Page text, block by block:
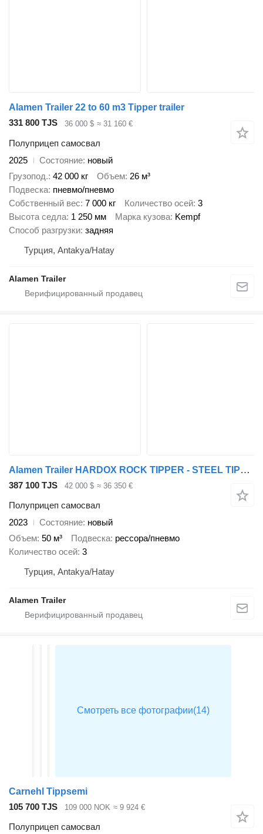
Alamen Trailer 22 to 60 m3 Tipper trailer
331 800 TJS
36 000 $ ≈ 31 160 €
Полуприцеп самосвал
2025
Состояние новый
Грузопод. 42 000 кг Объем 26 м³
Подвеска пневмо/пневмо
Собственный вес 7 000 кг Количество осей 3
Высота седла 1 250 мм Марка кузова Kempf
Способ разгрузки задняя
Турция, Antakya/Hatay
Alamen Trailer
Alamen Trailer HARDOX ROCK TIPPER - STEEL TIPPER MODELS - TIPPER
387 100 TJS 42 000 $ ≈ 36 350 €
Полуприцеп самосвал
2023
Состояние новый
Объем 50 м³ Подвеска рессора/пневмо
Количество осей 3
Турция, Antakya/Hatay
Alamen Trailer
Carnehl Tippsemi
105 700 TJS
109 000 NOK ≈ 9 924 €
Полуприцеп самосвал